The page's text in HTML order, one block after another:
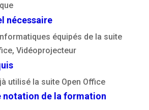
nécessaire
équipés de la suite
Vidéoprojecteur
utilisé la suite Open Office
notation de la formation